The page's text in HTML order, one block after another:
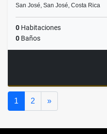
San José, San José, Costa Rica
0 Habitaciones
0 Baños
1 2 »Siguiente